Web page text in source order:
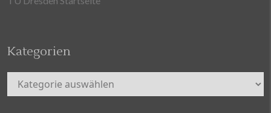
Kategorien
Kategorien